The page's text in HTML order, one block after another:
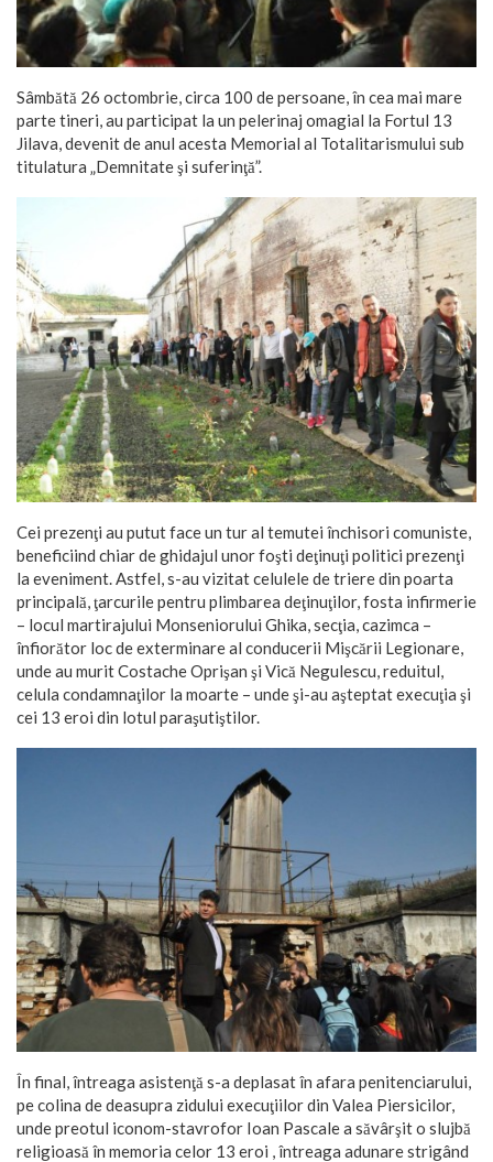
Sâmbătă 26 octombrie, circa 100 de persoane, în cea mai mare
parte tineri, au participat la un pelerinaj omagial la Fortul 13
Jilava, devenit de anul acesta Memorial al Totalitarismului sub
titulatura „Demnitate şi suferinţă”.
Cei prezenţi au putut face un tur al temutei închisori comuniste,
beneficiind chiar de ghidajul unor foşti deţinuţi politici prezenţi
la eveniment. Astfel, s-au vizitat celulele de triere din poarta
principală, ţarcurile pentru plimbarea deţinuţilor, fosta infirmerie
– locul martirajului Monseniorului Ghika, secţia, cazimca –
înfiorător loc de exterminare al conducerii Mişcării Legionare,
unde au murit Costache Oprişan şi Vică Negulescu, reduitul,
celula condamnaţilor la moarte – unde şi-au aşteptat execuţia şi
cei 13 eroi din lotul paraşutiştilor.
În final, întreaga asistenţă s-a deplasat în afara penitenciarului,
pe colina de deasupra zidului execuţiilor din Valea Piersicilor,
unde preotul iconom-stavrofor Ioan Pascale a săvârşit o slujbă
religioasă în memoria celor 13 eroi , întreaga adunare strigând